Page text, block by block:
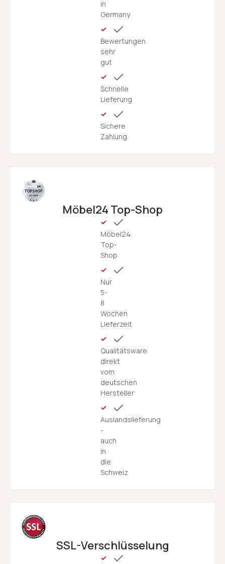
in
Germany
Bewertungen
sehr
gut
Schnelle
Lieferung
Sichere
Zahlung
Möbel24 Top-Shop
Möbel24
Top-
Shop
Nur
5-
8
Wochen
Lieferzeit
Qualitätsware
direkt
vom
deutschen
Hersteller
Auslandslieferung
-
auch
in
die
Schweiz
SSL-Verschlüsselung